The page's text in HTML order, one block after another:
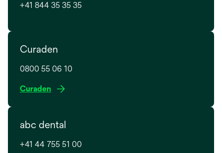
+41 844 35 35 35
Curaden
0800 55 06 10
Curadenw
d
n
abc dental
+41 44 755 51 00